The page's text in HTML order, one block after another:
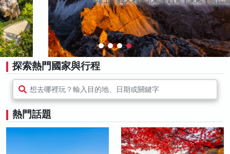
探索熱門國家與行程
想去哪裡玩？輸入目的地、日期或關鍵字
熱門話題